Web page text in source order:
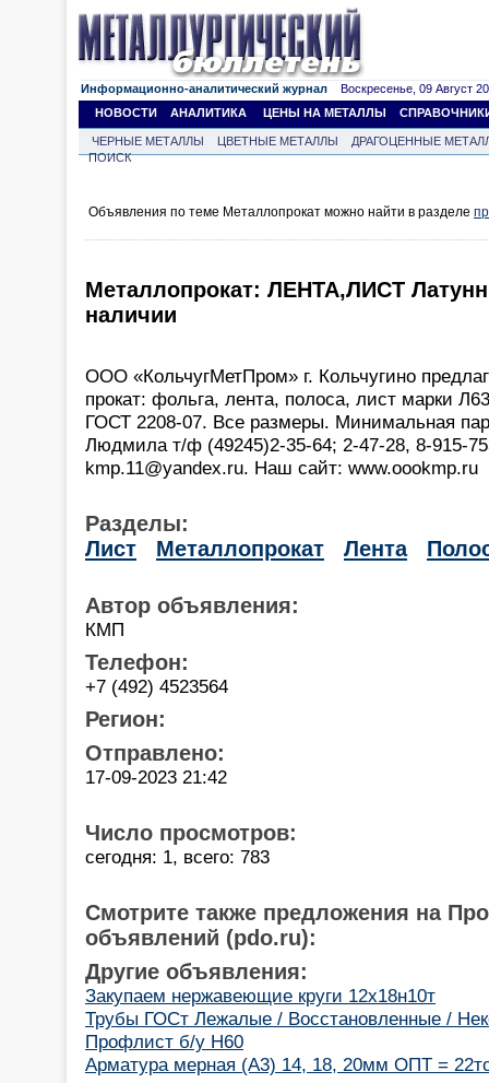
Информационно-аналитический журнал Воскресенье, 09 Август
НОВОСТИ
АНАЛИТИКА ЦЕНЫ НА МЕТАЛЛЫ
ЧЕРНЫЕ МЕТАЛЛЫ ЦВЕТНЫЕ МЕТАЛЛЫ
ДРАГОЦЕННЫЕ
ПОИСК
Объявления по теме Металлопрокат можно найти в разделе
Металлопрокат: ЛЕНТА,ЛИСТ
наличии
ООО «КольчугМетПром» г. Кольчугино
прокат: фольга, лента, полоса, лист марки
ГОСТ 2208-07. Все размеры. Минимальная
Людмила т/ф (49245)2-35-64; 2-47-28, 8-915-
kmp.11@yandex.ru. Наш сайт: www.oookmp.ru
Разделы:
Лист
Металлопрокат Лента
Автор объявления:
КМП
Телефон:
+7 (492) 4523564
Регион:
Отправлено:
17-09-2023 21:42
Число просмотров:
сегодня: 1, всего: 783
Смотрите также предложения на
объявлений (pdo.ru):
Другие объявления:
Закупаем нержавеющие круги 12х18н10т
Трубы ГОСт Лежалые / Восстановленные /
Профлист б/у Н60
Арматура мерная (А3) 14, 18, 20мм ОПТ =